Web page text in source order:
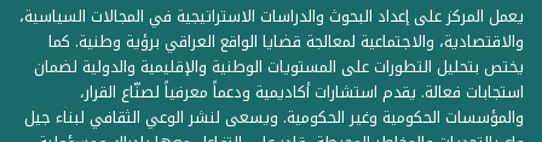
يعمل المركز على إعداد البحوث والدراسات الاستراتيجية في المجالات السياسية،
والاقتصادية، والاجتماعية لمعالجة قضايا الواقع العراقي برؤية وطنية. كما
يختص بتحليل التطورات على المستويات الوطنية والإقليمية والدولية لضمان
استجابات فعالة. يقدم استشارات أكاديمية ودعماً معرفياً لصنّاع القرار،
والمؤسسات الحكومية وغير الحكومية. ويسعى لنشر الوعي الثقافي لبناء جيل